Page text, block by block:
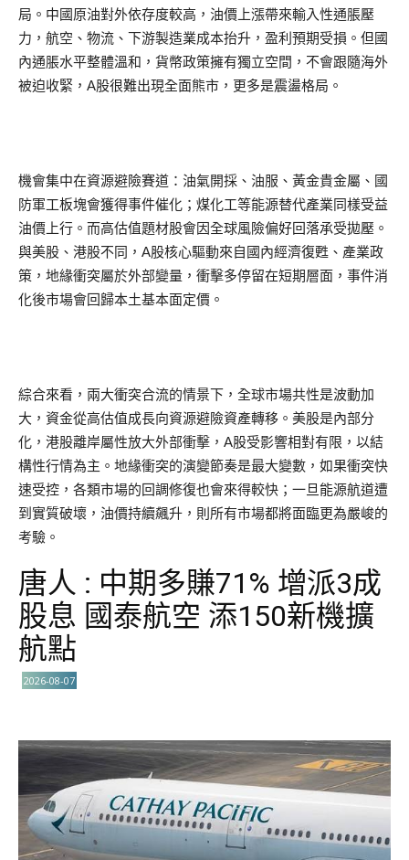
局。中國原油對外依存度較高，油價上漲帶來輸入性通脹壓
力，航空、物流、下游製造業成本抬升，盈利預期受損。但國
內通脹水平整體溫和，貨幣政策擁有獨立空間，不會跟隨海外
被迫收緊，A股很難出現全面熊市，更多是震盪格局。
機會集中在資源避險賽道：油氣開採、油服、黃金貴金屬、國
防軍工板塊會獲得事件催化；煤化工等能源替代產業同樣受益
油價上行。而高估值題材股會因全球風險偏好回落承受拋壓。
與美股、港股不同，A股核心驅動來自國內經濟復甦、產業政
策，地緣衝突屬於外部變量，衝擊多停留在短期層面，事件消
化後市場會回歸本土基本面定價。
綜合來看，兩大衝突合流的情景下，全球市場共性是波動加
大，資金從高估值成長向資源避險資產轉移。美股是內部分
化，港股離岸屬性放大外部衝擊，A股受影響相對有限，以結
構性行情為主。地緣衝突的演變節奏是最大變數，如果衝突快
速受控，各類市場的回調修復也會來得較快；一旦能源航道遭
到實質破壞，油價持續飆升，則所有市場都將面臨更為嚴峻的
考驗。
唐人 : 中期多賺71% 增派3成
股息 國泰航空 添150新機擴
航點
2026-08-07